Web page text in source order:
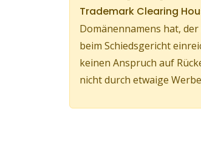
Trademark Clearing
Domänennamens hat,
beim Schiedsgericht
keinen Anspruch auf
nicht durch etwaige